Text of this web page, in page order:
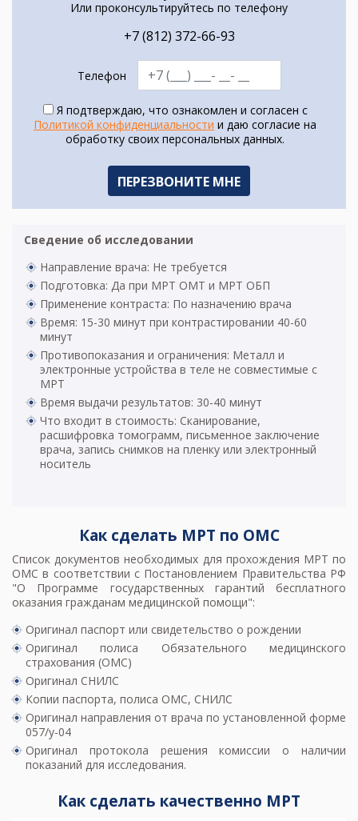
Или проконсультируйтесь по телефону
+7 (812) 372-66-93
Телефон
Я подтверждаю, что ознакомлен и согласен с
Политикой конфиденциальности и даю согласие на
обработку своих персональных данных.
Сведение об исследовании
Направление врача: Не требуется
Подготовка: Да при МРТ ОМТ и МРТ ОБП
Применение контраста: По назначению врача
Время: 15-30 минут при контрастировании 40-60
минут
Противопоказания и ограничения: Металл и
электронные устройства в теле не совместимые с
МРТ
Время выдачи результатов: 30-40 минут
Что входит в стоимость: Сканирование,
расшифровка томограмм, письменное заключение
врача, запись снимков на пленку или электронный
носитель
Как сделать МРТ по ОМС
Список документов необходимых для прохождения МРТ по
ОМС в соответствии с Постановлением Правительства РФ
"О Программе государственных гарантий бесплатного
оказания гражданам медицинской помощи":
Оригинал паспорт или свидетельство о рождении
Оригинал полиса Обязательного медицинского
страхования (ОМС)
Оригинал СНИЛС
Копии паспорта, полиса ОМС, СНИЛС
Оригинал направления от врача по установленной форме
057/у-04
Оригинал протокола решения комиссии о наличии
показаний для исследования.
Как сделать качественно МРТ